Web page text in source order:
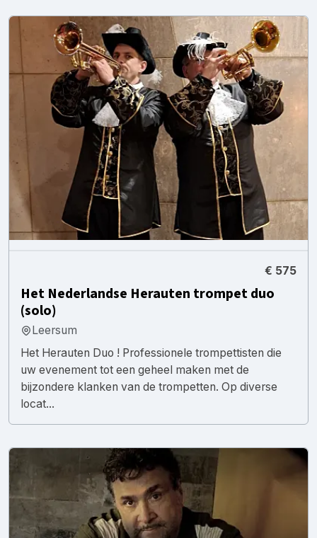
€ 575
Het Nederlandse Herauten trompet duo
(solo)
Leersum
Het Herauten Duo ! Professionele trompettisten die
uw evenement tot een geheel maken met de
bijzondere klanken van de trompetten. Op diverse
locat...